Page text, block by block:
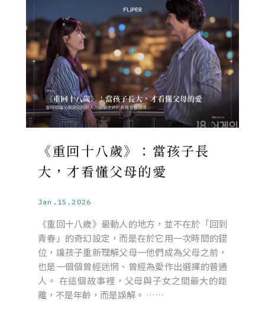
《重回十八歲》：當孩子長
大，才看懂父母的愛
Jan.15.2026
《重回十八歲》最動人的地方，並不在於「回到
青春」的奇幻設定，而是在於它用一次時間的錯
位，讓孩子重新理解父母一他們成為父母之前，
也是一個個曾經迷惘、曾經為愛作出選擇的普通
人。 在這個故事裡，父母與子女之間最大的距
離，不是年齡，而是誤解。 ……